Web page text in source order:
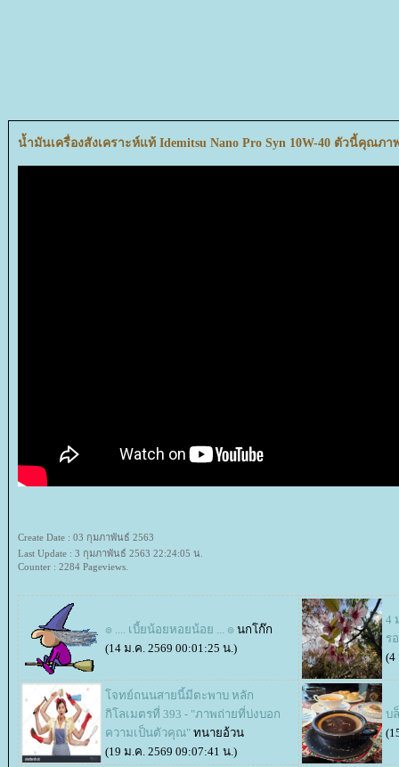
น้ำมันเครื่องสังเคราะห์แท้ Idemitsu Nano Pro Syn 10W-40 ตัวนี้คุณภ
Create Date : 03 กุมภาพันธ์ 2563
Last Update : 3 กุมภาพันธ์ 2563 22:24:05 น.
Counter : 2284 Pageviews.
๏ .... เบี้ยน้อยหอยน้อย ... ๏ นกโก๊ก
(14 ม.ค. 2569 00:01:25 น.)
4
ร
(4
จทย์ถนนสายนี้มีตะพาบ หลัก
กิโลเมตรที่ 393 - "ภาพถ่ายที่บ่งบอก
ความเป็นตัวคุณ" ทนายอ้วน
(19 ม.ค. 2569 09:07:41 น.)
บ